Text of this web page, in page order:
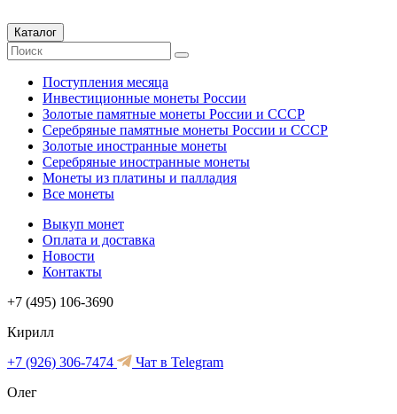
Каталог
Поступления месяца
Инвестиционные монеты России
Золотые памятные монеты России и СССР
Серебряные памятные монеты России и СССР
Золотые иностранные монеты
Серебряные иностранные монеты
Монеты из платины и палладия
Все монеты
Выкуп монет
Оплата и доставка
Новости
Контакты
+7 (495) 106-3690
Кирилл
+7 (926) 306-7474
Чат в Telegram
Олег